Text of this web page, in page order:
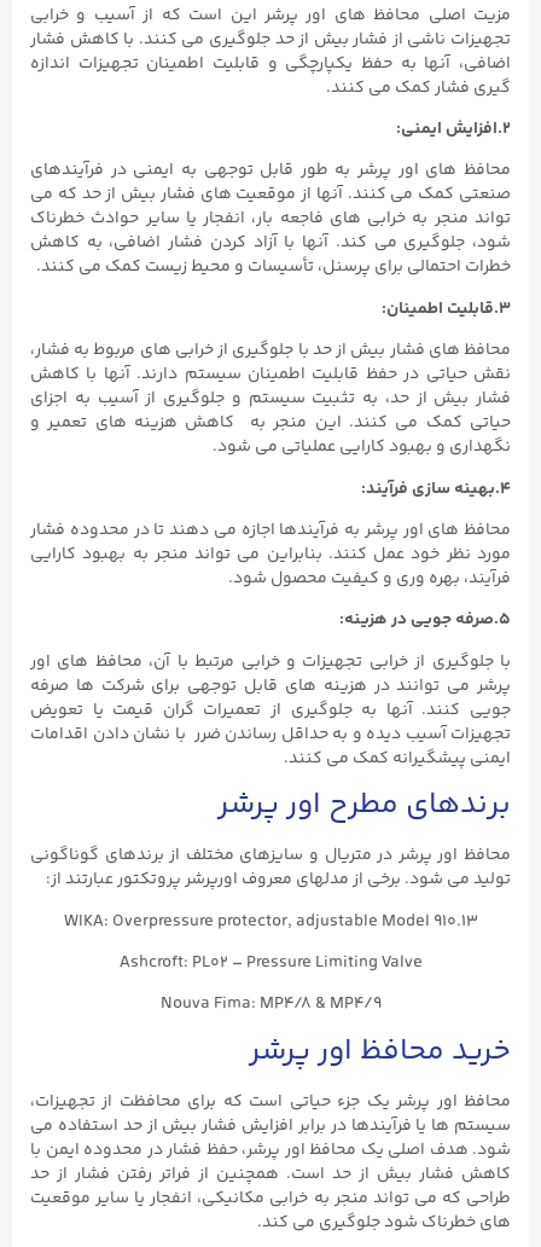
مزیت اصلی محافظ های اور پرشر این است که از آسیب و خرابی
تجهیزات ناشی از فشار بیش از حد جلوگیری می کنند. با کاهش فشار
اضافی، آنها به حفظ یکپارچگی و قابلیت اطمینان تجهیزات اندازه
گیری فشار کمک می کنند.
۲.افزایش ایمنی:
محافظ های اور پرشر به طور قابل توجهی به ایمنی در فرآیندهای
صنعتی کمک می کنند. آنها از موقعیت های فشار بیش از حد که می
تواند منجر به خرابی های فاجعه بار، انفجار یا سایر حوادث خطرناک
شود، جلوگیری می کند. آنها با آزاد کردن فشار اضافی، به کاهش
خطرات احتمالی برای پرسنل، تأسیسات و محیط زیست کمک می کنند.
۳.قابلیت اطمینان:
محافظ های فشار بیش از حد با جلوگیری از خرابی های مربوط به فشار،
نقش حیاتی در حفظ قابلیت اطمینان سیستم دارند. آنها با کاهش
فشار بیش از حد، به تثبیت سیستم و جلوگیری از آسیب به اجزای
حیاتی کمک می کنند. این منجر به کاهش هزینه های تعمیر و
نگهداری و بهبود کارایی عملیاتی می شود.
۴.بهینه سازی فرآیند:
محافظ های اور پرشر به فرآیندها اجازه می دهند تا در محدوده فشار
مورد نظر خود عمل کنند. بنابراین می تواند منجر به بهبود کارایی
فرآیند، بهره وری و کیفیت محصول شود.
۵.صرفه جویی در هزینه:
با جلوگیری از خرابی تجهیزات و خرابی مرتبط با آن، محافظ های اور
پرشر می توانند در هزینه های قابل توجهی برای شرکت ها صرفه
جویی کنند. آنها به جلوگیری از تعمیرات گران قیمت یا تعویض
تجهیزات آسیب دیده و به حداقل رساندن ضرر با نشان دادن اقدامات
ایمنی پیشگیرانه کمک می کنند.
برندهای مطرح اور پرشر
محافظ اور پرشر در متریال و سایزهای مختلف از برندهای گوناگونی
تولید می شود. برخی از مدلهای معروف اورپرشر پروتکتور عبارتند از:
WIKA: Overpressure protector, adjustable Model 910.13
Ashcroft: PL02 – Pressure Limiting Valve
Nouva Fima: MP4/8 & MP4/9
خرید محافظ اور پرشر
محافظ اور پرشر یک جزء حیاتی است که برای محافظت از تجهیزات،
سیستم ها یا فرآیندها در برابر افزایش فشار بیش از حد استفاده می
شود. هدف اصلی یک محافظ اور پرشر، حفظ فشار در محدوده ایمن با
کاهش فشار بیش از حد است. همچنین از فراتر رفتن فشار از حد
طراحی که می تواند منجر به خرابی مکانیکی، انفجار یا سایر موقعیت
های خطرناک شود جلوگیری می کند.